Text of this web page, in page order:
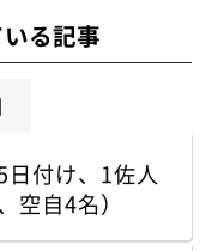
る記事
付け、1佐人
空自4名）